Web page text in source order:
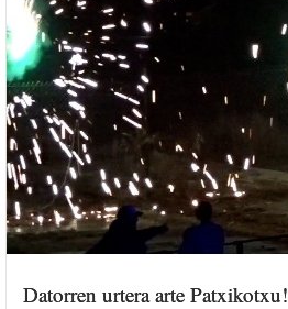
Datorren urtera arte Patxikotxu!